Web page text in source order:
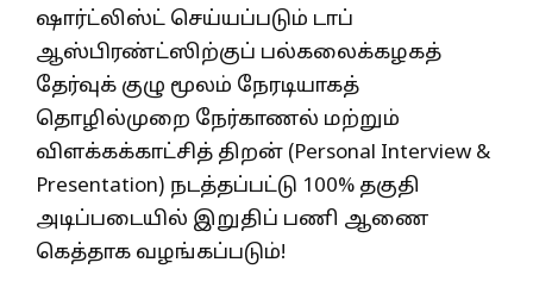
ஷார்ட்லிஸ்ட் செய்யப்படும் டாப்
ஆஸ்பிரண்ட்ஸிற்குப் பல்கலைக்கழகத்
தேர்வுக் குழு மூலம் நேரடியாகத்
தொழில்முறை நேர்காணல் மற்றும்
விளக்கக்காட்சித் திறன் (Personal Interview &
Presentation) நடத்தப்பட்டு 100% தகுதி
அடிப்படையில் இறுதிப் பணி ஆணை
கெத்தாக வழங்கப்படும்!